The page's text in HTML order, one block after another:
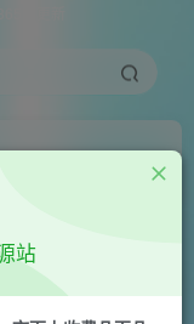
天更新
粉变现，零成
站